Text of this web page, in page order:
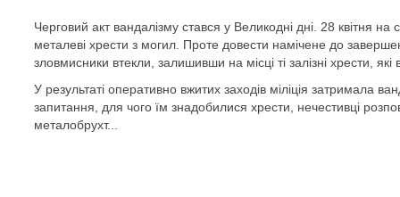
Черговий акт вандалізму стався у Великодні дні. 28 квітня
металеві хрести з могил. Проте довести намічене до
зловмисники втекли, залишивши на мiсцi ті залiзнi хрести, які
У результаті оперативно вжитих заходів міліція затримала
запитання, для чого їм знадобилися хрести, нечестивці
металобрухт...